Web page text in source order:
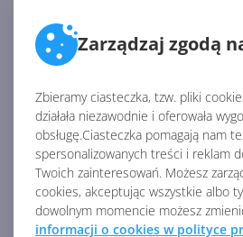
Zarządzaj zgodą
Zbieramy ciasteczka, tzw. pliki
działała niezawodnie i oferowała
obsługę.Ciasteczka pomagają nam
spersonalizowanych treści i reklam
Twoich zainteresowań. Możesz
cookies, akceptując wszystkie albo
dowolnym momencie możesz
informacji o cookies w polityce
Xbox
Nowe
usunięte